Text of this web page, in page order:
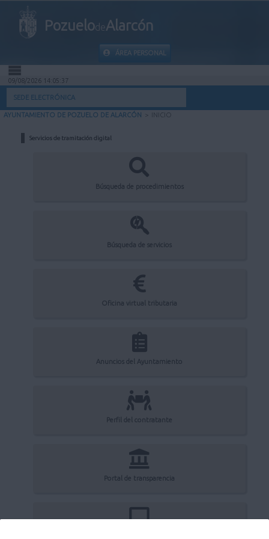
PozuelodeAlarcón
ÁREA PERSONAL
INICIO
INFORMACIÓN MUNICIPAL
09/08/2026 14:05:37
SEDE ELECTRÓNICA
AYUNTAMIENTO DE POZUELO DE ALARCÓN > INICIO
Servicios de tramitación digital
Búsqueda de procedimientos
Búsqueda de servicios
Oficina virtual tributaria
Anuncios del Ayuntamiento
Perfil del contratante
Portal de transparencia